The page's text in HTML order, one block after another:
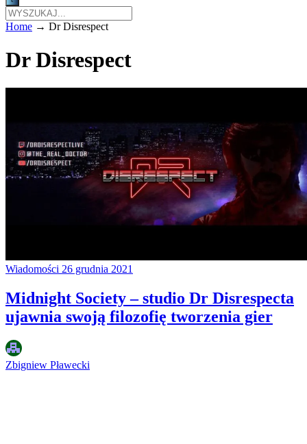
Home → Dr Disrespect
Dr Disrespect
Wiadomości 26 grudnia 2021
Midnight Society – studio Dr Disrespecta
ujawnia swoją filozofię tworzenia gier
Zbigniew Pławecki